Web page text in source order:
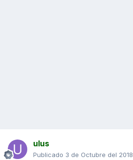
ulus
Publicado 3 de Octubre del 2018